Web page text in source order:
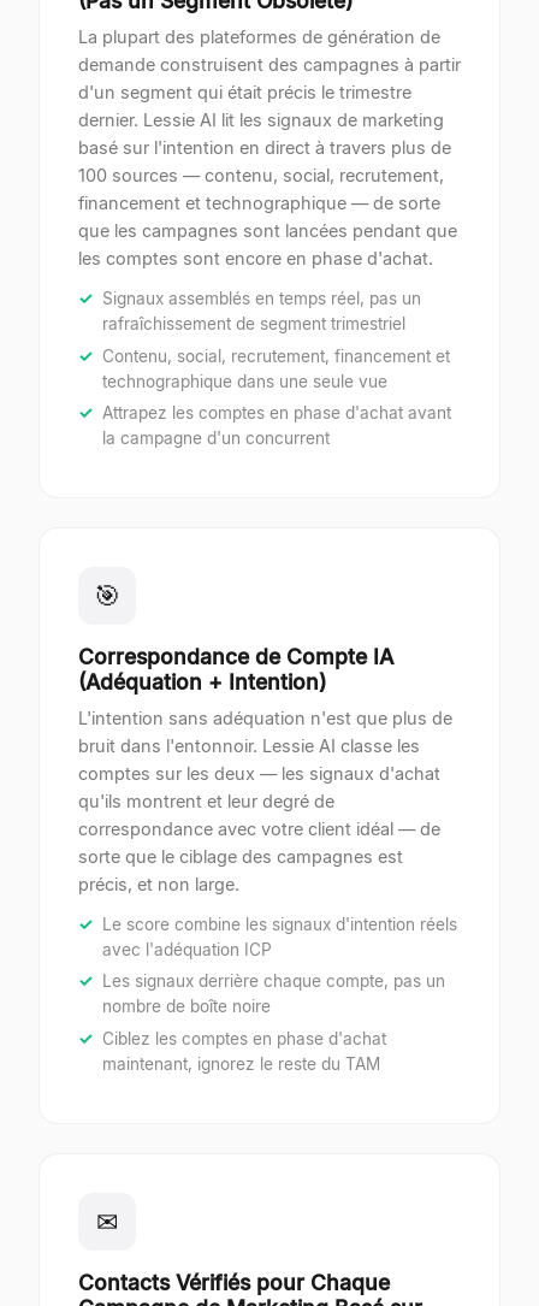
La plupart des plateformes de génération de
demande construisent des campagnes à partir
d'un segment qui était précis le trimestre
dernier. Lessie AI lit les signaux de marketing
basé sur l'intention en direct à travers plus de
100 sources — contenu, social, recrutement,
financement et technographique — de sorte
que les campagnes sont lancées pendant que
les comptes sont encore en phase d'achat.
Signaux assemblés en temps réel, pas un
rafraîchissement de segment trimestriel
Contenu, social, recrutement, financement et
technographique dans une seule vue
Attrapez les comptes en phase d'achat avant
la campagne d'un concurrent
🎯
Correspondance de Compte IA
(Adéquation + Intention)
L'intention sans adéquation n'est que plus de
bruit dans l'entonnoir. Lessie AI classe les
comptes sur les deux — les signaux d'achat
qu'ils montrent et leur degré de
correspondance avec votre client idéal — de
sorte que le ciblage des campagnes est
précis, et non large.
Le score combine les signaux d'intention réels
avec l'adéquation ICP
Les signaux derrière chaque compte, pas un
nombre de boîte noire
Ciblez les comptes en phase d'achat
maintenant, ignorez le reste du TAM
✉
Contacts Vérifiés pour Chaque